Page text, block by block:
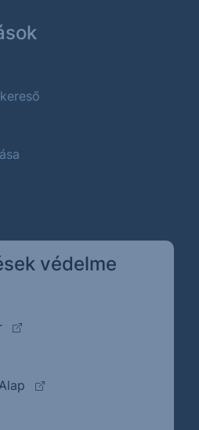
védelme
(külső oldalra ugrik)
ugrik)
(külső oldalra ugrik)